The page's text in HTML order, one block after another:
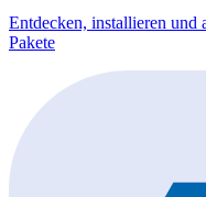
Entdecken, installieren und
Pakete